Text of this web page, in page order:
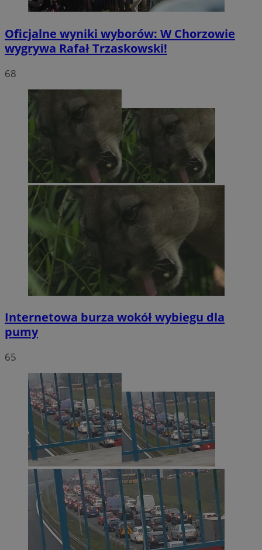
Oficjalne wyniki wyborów: W Chorzowie
wygrywa Rafał Trzaskowski!
68
Internetowa burza wokół wybiegu dla
pumy
65